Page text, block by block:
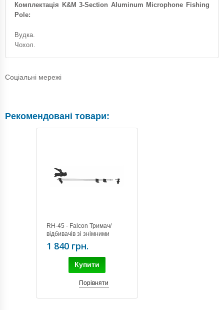
Комплектація K&M 3-Section Aluminum Microphone Fishing
Pole:
Вудка.
Чохол.
Соціальні мережі
Рекомендовані товари:
RH-45 - Falcon Тримач/
відбивачів зі знімними
зажимами
1 840 грн.
Купити
Порівняти